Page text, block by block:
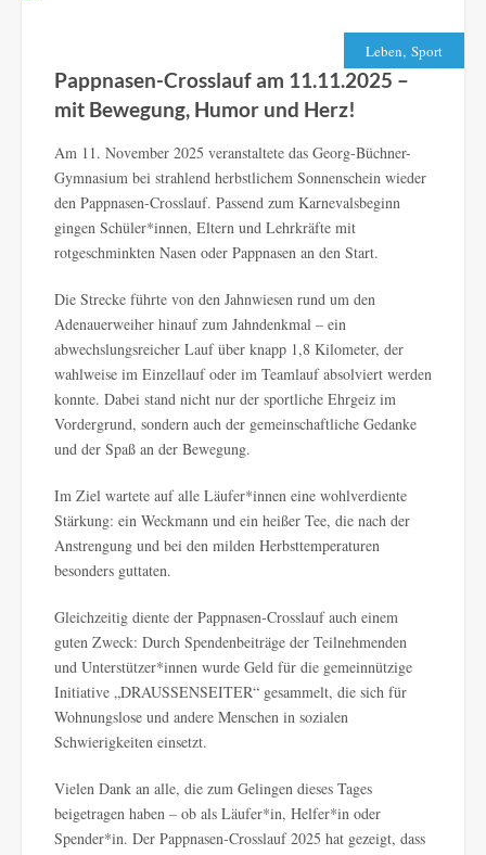
Leben, Sport
Pappnasen-Crosslauf am 11.11.2025 –
mit Bewegung, Humor und Herz!
Am 11. November 2025 veranstaltete das Georg-Büchner-
Gymnasium bei strahlend herbstlichem Sonnenschein wieder
den Pappnasen-Crosslauf. Passend zum Karnevalsbeginn
gingen Schüler*innen, Eltern und Lehrkräfte mit
rotgeschminkten Nasen oder Pappnasen an den Start.
Die Strecke führte von den Jahnwiesen rund um den
Adenauerweiher hinauf zum Jahndenkmal – ein
abwechslungsreicher Lauf über knapp 1,8 Kilometer, der
wahlweise im Einzellauf oder im Teamlauf absolviert werden
konnte. Dabei stand nicht nur der sportliche Ehrgeiz im
Vordergrund, sondern auch der gemeinschaftliche Gedanke
und der Spaß an der Bewegung.
Im Ziel wartete auf alle Läufer*innen eine wohlverdiente
Stärkung: ein Weckmann und ein heißer Tee, die nach der
Anstrengung und bei den milden Herbsttemperaturen
besonders guttaten.
Gleichzeitig diente der Pappnasen-Crosslauf auch einem
guten Zweck: Durch Spendenbeiträge der Teilnehmenden
und Unterstützer*innen wurde Geld für die gemeinnützige
Initiative „DRAUSSENSEITER“ gesammelt, die sich für
Wohnungslose und andere Menschen in sozialen
Schwierigkeiten einsetzt.
Vielen Dank an alle, die zum Gelingen dieses Tages
beigetragen haben – ob als Läufer*in, Helfer*in oder
Spender*in. Der Pappnasen-Crosslauf 2025 hat gezeigt, dass